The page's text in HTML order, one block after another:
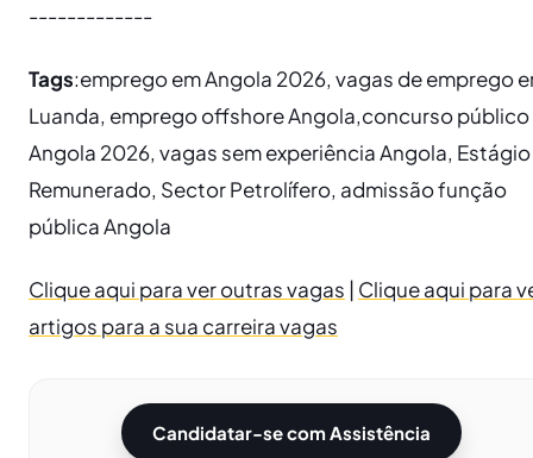
-------------
Tags:emprego em Angola 2026, vagas de emprego
Luanda, emprego offshore Angola,concurso público
Angola 2026, vagas sem experiência Angola, Estágio
Remunerado, Sector Petrolífero, admissão função
pública Angola
Clique aqui para ver outras vagas | Clique aqui para
artigos para a sua carreira vagas
Candidatar-se com Assistência